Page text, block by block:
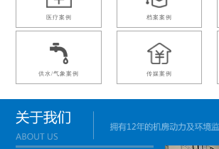
医疗案例 档案案例
供水/气象案例 传媒案例